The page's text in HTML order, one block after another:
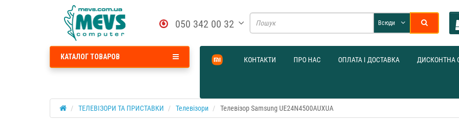
050 342 00 32 Всюди
КОНТАКТИ ПРО НАС ОПЛАТА І ДОСТАВКА ДИСКОНТНА
КАТАЛОГ ТОВАРОВ
ТЕЛЕВІЗОРИ ТА ПРИСТАВКИ Телевізори Телевізор Samsung UE24N4500AUXUA